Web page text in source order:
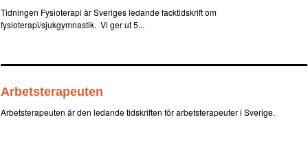
Tidningen Fysioterapi är Sveriges ledande facktidskrift om
fysioterapi/sjukgymnastik. Vi ger ut 5...
Arbetsterapeuten
Arbetsterapeuten är den ledande tidskriften för arbetsterapeuter i Sverige.